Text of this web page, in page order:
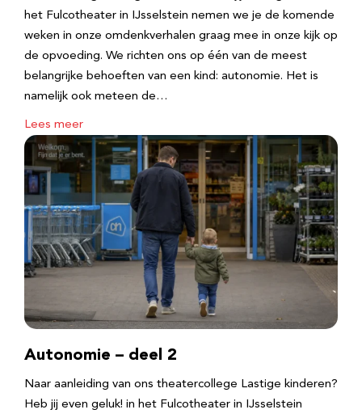
het Fulcotheater in IJsselstein nemen we je de komende
weken in onze omdenkverhalen graag mee in onze kijk op
de opvoeding. We richten ons op één van de meest
belangrijke behoeften van een kind: autonomie. Het is
namelijk ook meteen de…
Lees meer
Autonomie – deel 2
Naar aanleiding van ons theatercollege Lastige kinderen?
Heb jij even geluk! in het Fulcotheater in IJsselstein